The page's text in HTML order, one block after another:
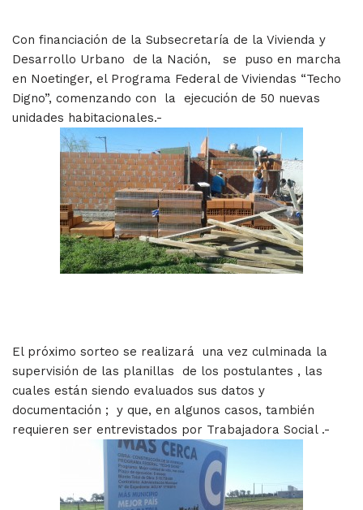
Con financiación de la Subsecretaría de la Vivienda y
Desarrollo Urbano de la Nación, se puso en marcha
en Noetinger, el Programa Federal de Viviendas “Techo
Digno”, comenzando con la ejecución de 50 nuevas
unidades habitacionales.-
El próximo sorteo se realizará una vez culminada la
supervisión de las planillas de los postulantes , las
cuales están siendo evaluados sus datos y
documentación ; y que, en algunos casos, también
requieren ser entrevistados por Trabajadora Social .-